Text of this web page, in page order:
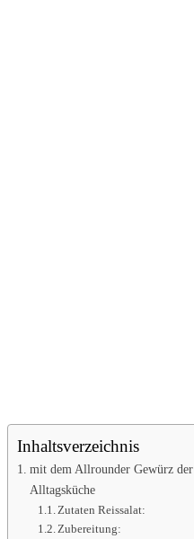
Inhaltsverzeichnis
mit dem Allrounder Gewürz der
Alltagsküche
Zutaten Reissalat:
Zubereitung: